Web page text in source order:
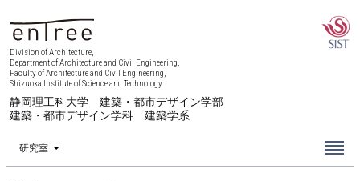
Division of Architecture,
Department of Architecture and Civil Engineering,
Faculty of Architecture and Civil Engineering,
Shizuoka Institute of Science and Technology
静岡理工科大学 建築・都市デザイン学部
建築・都市デザイン学科 建築学系
研究室